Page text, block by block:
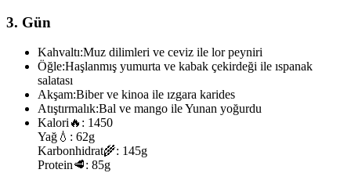
3. Gün
Kahvaltı:Muz dilimleri ve ceviz ile lor peyniri
Öğle:Haşlanmış yumurta ve kabak çekirdeği ile ıspanak
salatası
Akşam:Biber ve kinoa ile ızgara karides
Atıştırmalık:Bal ve mango ile Yunan yoğurdu
Kalori🔥: 1450
Yağ 💧: 62g
Karbonhidrat🌾: 145g
Protein🥩: 85g